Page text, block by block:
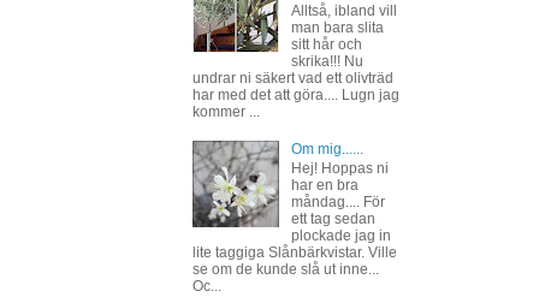
Alltså, ibland vill
man bara slita
sitt hår och
skrika!!! Nu
undrar ni säkert vad ett olivträd
har med det att göra.... Lugn jag
kommer ...
Om mig......
Hej! Hoppas ni
har en bra
måndag.... För
ett tag sedan
plockade jag in
lite taggiga Slånbärkvistar. Ville
se om de kunde slå ut inne...
Oc...